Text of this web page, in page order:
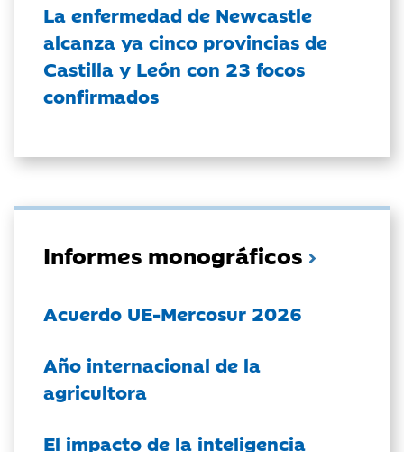
La enfermedad de Newcastle
alcanza ya cinco provincias de
Castilla y León con 23 focos
confirmados
Informes monográficos
Acuerdo UE-Mercosur 2026
Año internacional de la
agricultora
El impacto de la inteligencia